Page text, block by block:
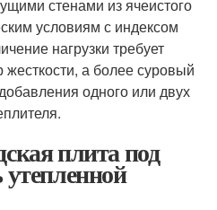
стенами из ячеистого
условиям с индексом
нагрузки требует
а более суровый
одного или двух
плита под